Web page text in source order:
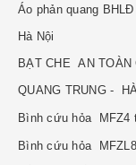
Áo phản quang
Hà Nội
BẠT CHE AN TOÀN
QUANG TRUNG -
Bình cứu hỏa MFZ4
Bình cứu hỏa